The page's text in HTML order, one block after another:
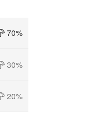
70%
30%
20%